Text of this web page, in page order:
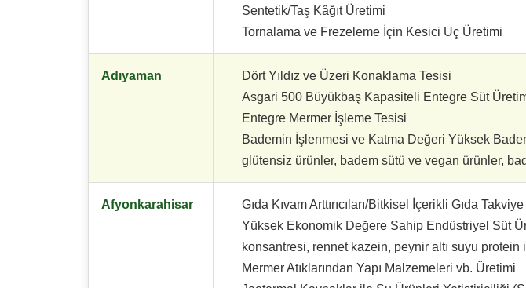
Sentetik/Taş Kâğıt Üretimi
Tornalama ve Frezeleme İçin Kesici Uç Üretimi
Adıyaman
Dört Yıldız ve Üzeri Konaklama Tesisi
Asgari 500 Büyükbaş Kapasiteli Entegre Süt
Entegre Mermer İşleme Tesisi
Bademin İşlenmesi ve Katma Değeri Yüksek
glütensiz ürünler, badem sütü ve vegan ürünler,
Afyonkarahisar
Gıda Kıvam Arttırıcıları/Bitkisel İçerikli Gıda
Yüksek Ekonomik Değere Sahip Endüstriyel Süt
konsantresi, rennet kazein, peynir altı suyu
Mermer Atıklarından Yapı Malzemeleri vb. Üretimi